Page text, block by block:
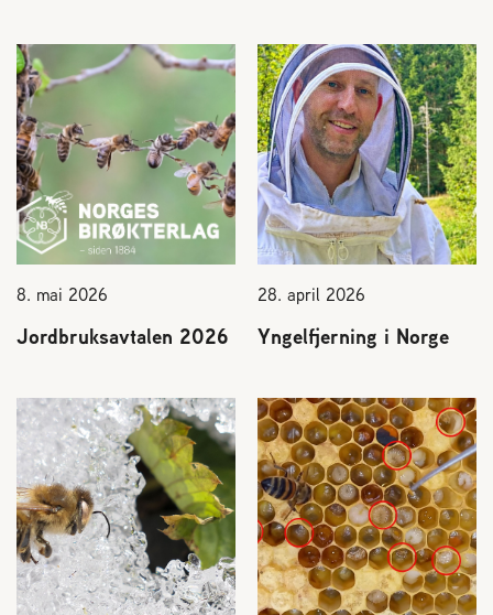
8. mai 2026
Jordbruksavtalen 2026
28. april 2026
Yngelfjerning i Norge